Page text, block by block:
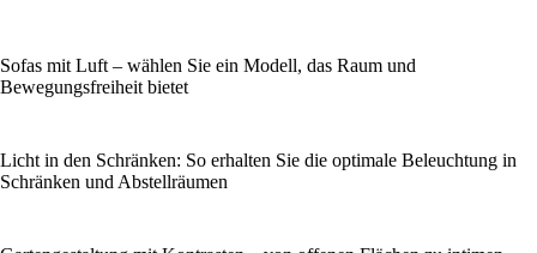
Sofas mit Luft – wählen Sie ein Modell, das Raum und
Bewegungsfreiheit bietet
Licht in den Schränken: So erhalten Sie die optimale Beleuchtung in
Schränken und Abstellräumen